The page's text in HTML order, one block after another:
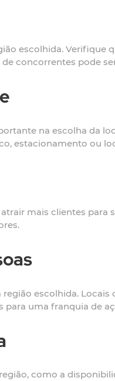
escolhida. Verifique
concorrentes pode
na escolha da
estacionamento ou
mais clientes
região escolhida.
para uma franquia de
como a